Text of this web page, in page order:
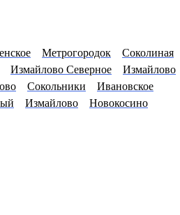
Метрогородок
Соколиная
Измайлово Северное
Измайлово
Сокольники
Ивановское
Измайлово
Новокосино